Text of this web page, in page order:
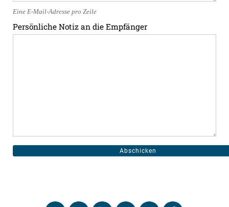
Eine E-Mail-Adresse pro Zeile
Persönliche Notiz an die Empfänger